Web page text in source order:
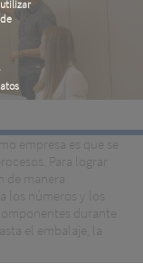
utilizar
empresa es que se
Para lograr
de manera
los números y los
durante
el embalaje, la